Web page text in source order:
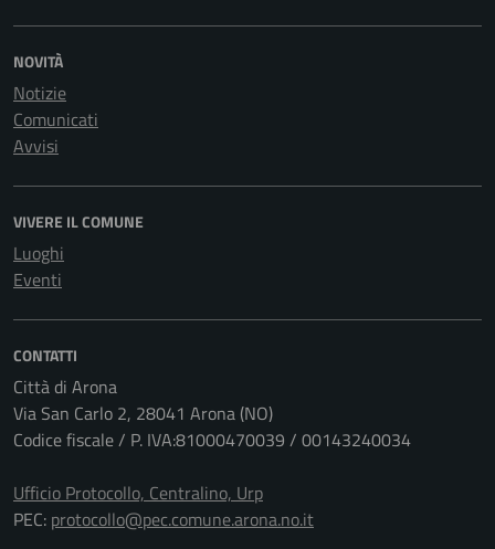
NOVITÀ
Notizie
Comunicati
Avvisi
VIVERE IL COMUNE
Luoghi
Eventi
CONTATTI
Città di Arona
Via San Carlo 2, 28041 Arona (NO)
Codice fiscale / P. IVA:81000470039 / 00143240034
Ufficio Protocollo, Centralino, Urp
PEC: protocollo@pec.comune.arona.no.it